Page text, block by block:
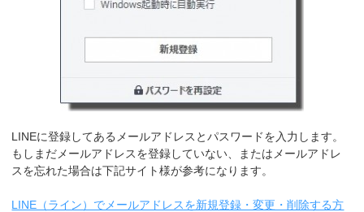
LINEに登録してあるメールアドレスとパスワードを入力します。
もしまだメールアドレスを登録していない、またはメールアドレ
スを忘れた場合は下記サイト様が参考になります。
LINE（ライン）でメールアドレスを新規登録・変更・削除する方